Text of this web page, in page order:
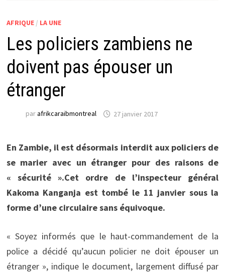
AFRIQUE/ LA UNE
Les policiers zambiens ne
doivent pas épouser un
étranger
parafrikcaraibmontreal 27 janvier 2017
En Zambie, il est désormais interdit aux policiers de
se marier avec un étranger pour des raisons de
« sécurité ».Cet ordre de l’inspecteur général
Kakoma Kanganja est tombé le 11 janvier sous la
forme d’une circulaire sans équivoque.
« Soyez informés que le haut-commandement de la
police a décidé qu’aucun policier ne doit épouser un
étranger », indique le document, largement diffusé par